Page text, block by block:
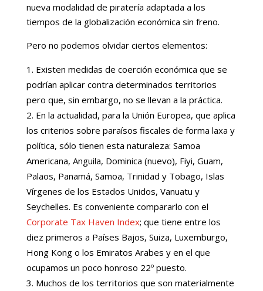
nueva modalidad de piratería adaptada a los
tiempos de la globalización económica sin freno.
Pero no podemos olvidar ciertos elementos:
Existen medidas de coerción económica que se
podrían aplicar contra determinados territorios
pero que, sin embargo, no se llevan a la práctica.
En la actualidad, para la Unión Europea, que aplica
los criterios sobre paraísos fiscales de forma laxa y
política, sólo tienen esta naturaleza: Samoa
Americana, Anguila, Dominica (nuevo), Fiyi, Guam,
Palaos, Panamá, Samoa, Trinidad y Tobago, Islas
Vírgenes de los Estados Unidos, Vanuatu y
Seychelles. Es conveniente compararlo con el
Corporate Tax Haven Index; que tiene entre los
diez primeros a Países Bajos, Suiza, Luxemburgo,
Hong Kong o los Emiratos Arabes y en el que
ocupamos un poco honroso 22º puesto.
Muchos de los territorios que son materialmente